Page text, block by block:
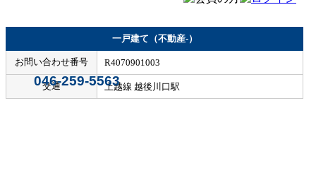
046-259-5563
一戸建て（不動産-）
お問い合わせ番号 R4070901003
交通 上越線 越後川口駅